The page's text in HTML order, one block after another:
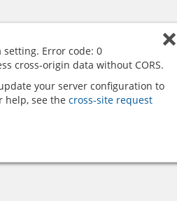
setting. Error code: 0
cross-origin data without CORS.
your server configuration to
help, see the cross-site request